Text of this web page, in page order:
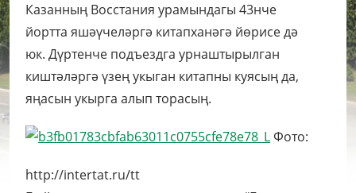
Казанның Восстания урамындагы 43нче
йортта яшәүчеләргә китапханәгә йөрисе дә
юк. Дүртенче подъездга урнаштырылган
киштәләргә үзең укыган китапны куясың да,
яңасын укырга алып торасың.
Фото:
http://intertat.ru/tt